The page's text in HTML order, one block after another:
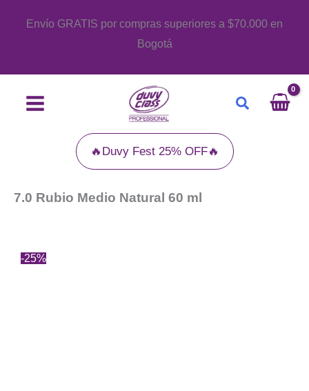
Envío GRATIS por compras superiores a $70.000 en
Bogotá
Buscar
🔥Duvy Fest 25% OFF🔥
7.0 Rubio Medio Natural 60 ml
-25%